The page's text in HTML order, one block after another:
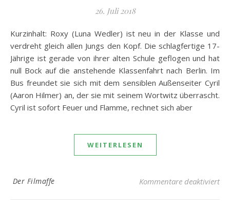
26. Juli 2018
Kurzinhalt: Roxy (Luna Wedler) ist neu in der Klasse und
verdreht gleich allen Jungs den Kopf. Die schlagfertige 17-
Jährige ist gerade von ihrer alten Schule geflogen und hat
null Bock auf die anstehende Klassenfahrt nach Berlin. Im
Bus freundet sie sich mit dem sensiblen Außenseiter Cyril
(Aaron Hilmer) an, der sie mit seinem Wortwitz überrascht.
Cyril ist sofort Feuer und Flamme, rechnet sich aber
WEITERLESEN
Der Filmaffe Kommentare deaktiviertfür